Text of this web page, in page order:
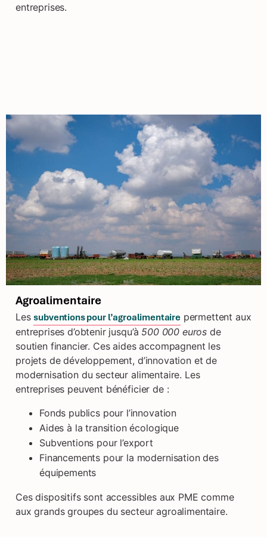
entreprises.
Agroalimentaire
Lessubventions pour l’agroalimentairepermettent aux
entreprises d’obtenir jusqu’à 500 000 euros de
soutien financier. Ces aides accompagnent les
projets de développement, d’innovation et de
modernisation du secteur alimentaire. Les
entreprises peuvent bénéficier de :
Fonds publics pour l’innovation
Aides à la transition écologique
Subventions pour l’export
Financements pour la modernisation des
équipements
Ces dispositifs sont accessibles aux PME comme
aux grands groupes du secteur agroalimentaire.